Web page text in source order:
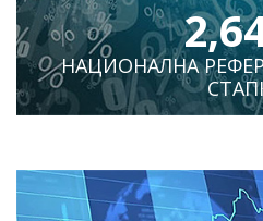
НАЦИОНАЛНА